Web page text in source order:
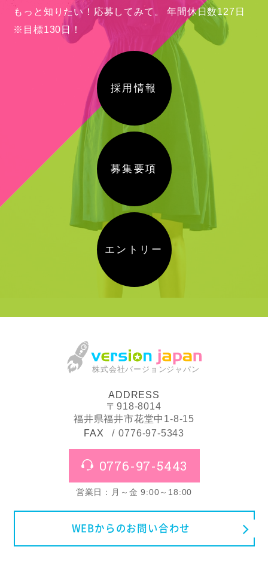
もっと知りたい！応募してみて。
年間休日数127日
※目標130日！
採用情報
募集要項
エントリー
株式会社バージョンジャパン
ADDRESS
〒918-8014
福井県福井市花堂中1-8-15
FAX
0776-97-5343
0776-97-5443
営業日：月～金 9:00～18:00
WEBからのお問い合わせ